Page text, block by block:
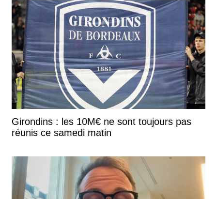
Girondins : les 10M€ ne sont toujours pas
réunis ce samedi matin